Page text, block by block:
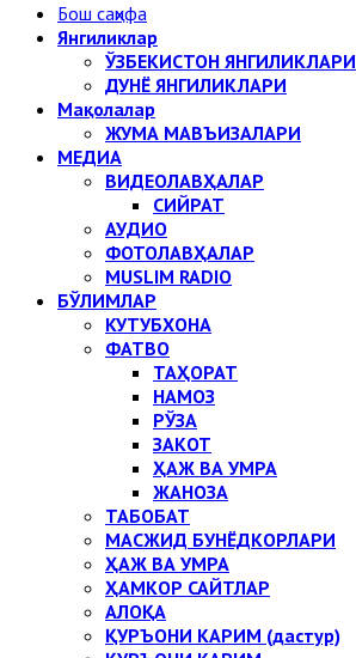
Бош саҳифа
Янгиликлар
ЎЗБЕКИСТОН ЯНГИЛИКЛАРИ
ДУНЁ ЯНГИЛИКЛАРИ
Мақолалар
ЖУМА МАВЪИЗАЛАРИ
МЕДИА
ВИДЕОЛАВҲАЛАР
СИЙРАТ
АУДИО
ФОТОЛАВҲАЛАР
MUSLIM RADIO
БЎЛИМЛАР
КУТУБХОНА
ФАТВО
ТАҲОРАТ
НАМОЗ
РЎЗА
ЗАКОТ
ҲАЖ ВА УМРА
ЖАНОЗА
ТАБОБАТ
МАСЖИД БУНЁДКОРЛАРИ
ҲАЖ ВА УМРА
ҲАМКОР САЙТЛАР
АЛОҚА
ҚУРЪОНИ КАРИМ (дастур)